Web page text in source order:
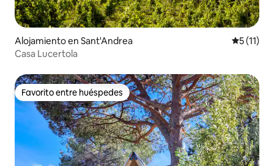
Alojamiento en Sant'Andrea
5 (11)
Casa Lucertola
Favorito entre huéspedes
Favorito entre huéspedes